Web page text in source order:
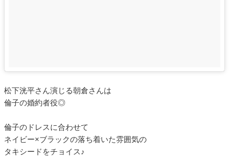
松下洸平さん演じる朝倉さんは
倫子の婚約者役◎
倫子のドレスに合わせて
ネイビー×ブラックの落ち着いた雰囲気の
タキシードをチョイス♪